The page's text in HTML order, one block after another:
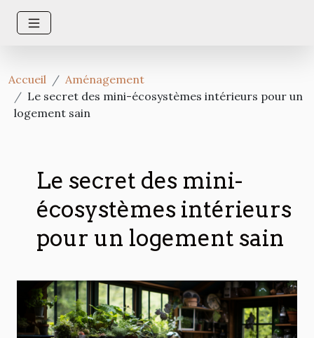
Accueil
Aménagement
Le secret des mini-écosystèmes intérieurs pour un
logement sain
Le secret des mini-
écosystèmes intérieurs
pour un logement sain